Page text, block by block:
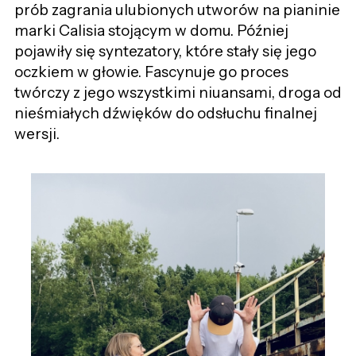
prób zagrania ulubionych utworów na pianinie
marki Calisia stojącym w domu. Później
pojawiły się syntezatory, które stały się jego
oczkiem w głowie. Fascynuje go proces
twórczy z jego wszystkimi niuansami, droga od
nieśmiałych dźwięków do odsłuchu finalnej
wersji.